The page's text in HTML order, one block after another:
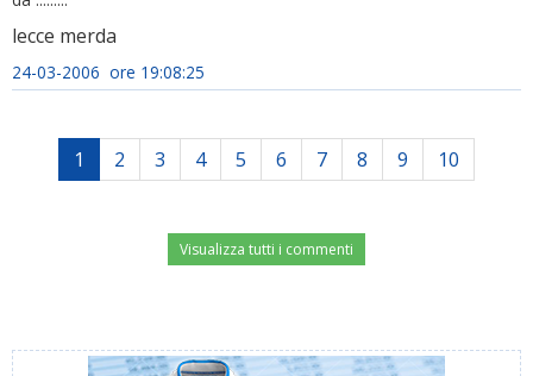
lecce merda
24-03-2006 ore 19:08:25
1 2 3 4 5 6 7 8 9 10
Visualizza tutti i commenti